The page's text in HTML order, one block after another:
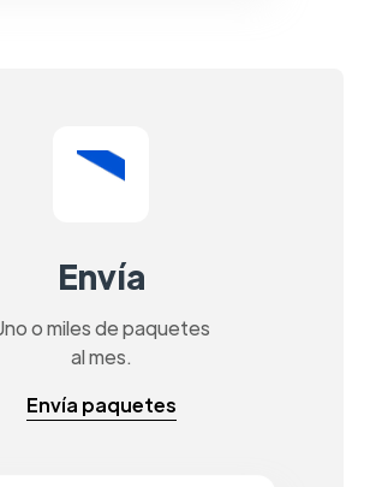
Envía
o miles de paquetes
al mes.
Envía paquetes